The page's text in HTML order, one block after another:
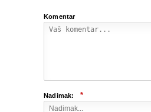
Komentar
Nadimak: *